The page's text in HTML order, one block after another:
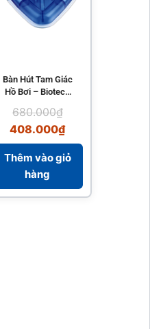
Bàn Hút Tam Giác
Hồ Bơi – Biotech
680.000₫
408.000₫
Thêm vào giỏ
hàng